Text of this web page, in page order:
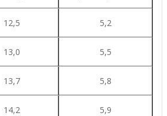
12,5 5,2
13,0 5,5
13,7 5,8
14,2 5,9